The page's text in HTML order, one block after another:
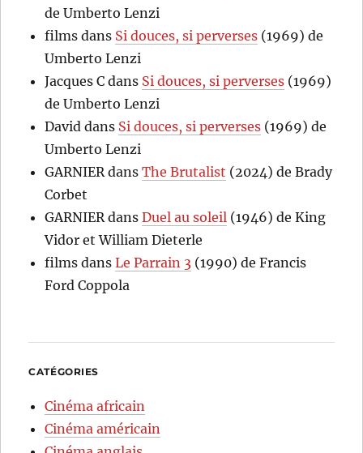
de Umberto Lenzi
films dans Si douces, si perverses (1969) de
Umberto Lenzi
Jacques C dans Si douces, si perverses (1969)
de Umberto Lenzi
David dans Si douces, si perverses (1969) de
Umberto Lenzi
GARNIERdansThe Brutalist (2024) de Brady
Corbet
GARNIERdansDuel au soleil (1946) de King
Vidor et William Dieterle
films dansLe Parrain 3 (1990) de Francis
Ford Coppola
CATÉGORIES
Cinéma africain
Cinéma américain